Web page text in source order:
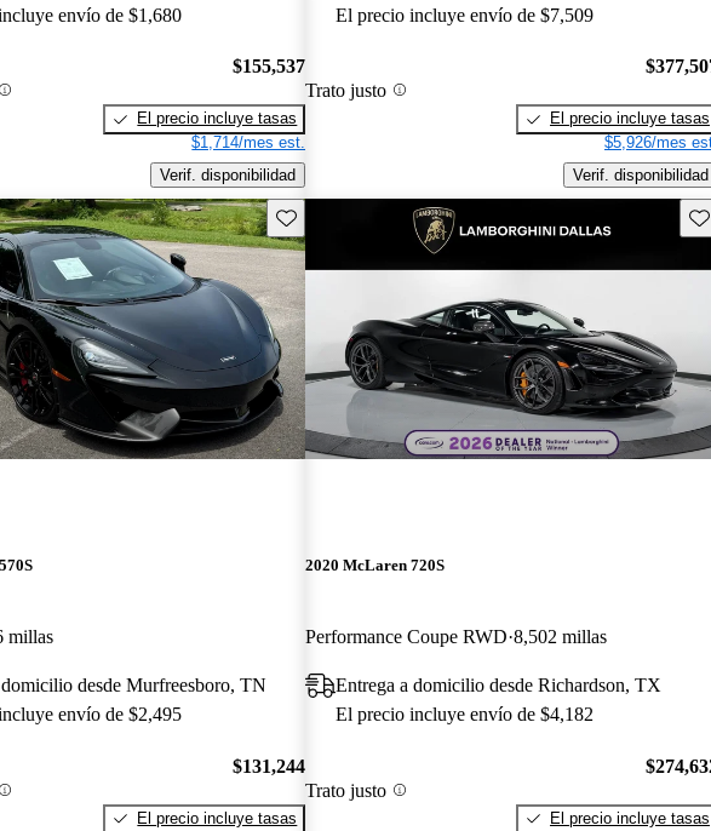
envío de $1,680
$155,537
El precio incluye tasas
$1,714/mes est.
Verif. disponibilidad
El precio incluye envío de $7,509
Trato justo
El precio incluye tasas
$5,926/mes
Verif. disponibilidad
Guarda este Aviso
millas
desde Murfreesboro, TN
envío de $2,495
$131,244
El precio incluye tasas
2020 McLaren 720S
Performance Coupe RWD 8,502 millas
Entrega a domicilio desde Richardson, TX
El precio incluye envío de $4,182
Trato justo
El precio incluye tasas